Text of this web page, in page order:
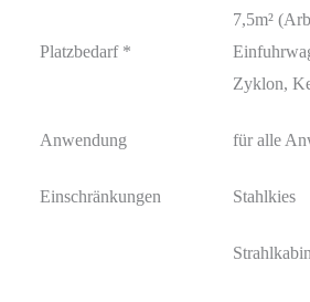
Platzbedarf *
7,5m²
Zyklon,
Anwendung für alle
Einschränkungen Stahlkies